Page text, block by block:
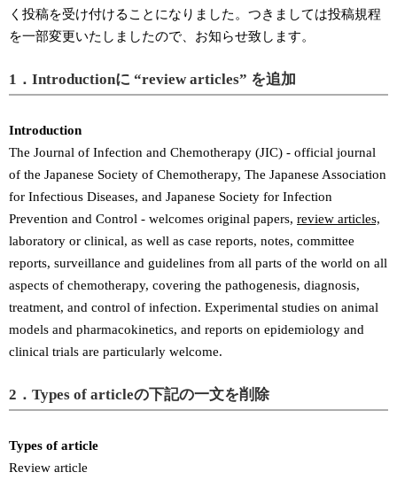
く投稿を受け付けることになりました。つきましては投稿規程
を一部変更いたしましたので、お知らせ致します。
1．Introductionに “review articles” を追加
Introduction
The Journal of Infection and Chemotherapy (JIC) - official journal
of the Japanese Society of Chemotherapy, The Japanese Association
for Infectious Diseases, and Japanese Society for Infection
Prevention and Control - welcomes original papers, review articles,
laboratory or clinical, as well as case reports, notes, committee
reports, surveillance and guidelines from all parts of the world on all
aspects of chemotherapy, covering the pathogenesis, diagnosis,
treatment, and control of infection. Experimental studies on animal
models and pharmacokinetics, and reports on epidemiology and
clinical trials are particularly welcome.
2．Types of articleの下記の一文を削除
Types of article
Review article